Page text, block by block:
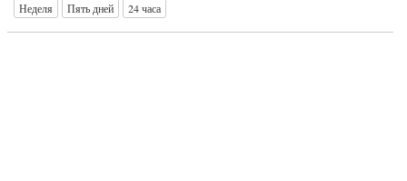
Неделя
Пять дней 24 часа